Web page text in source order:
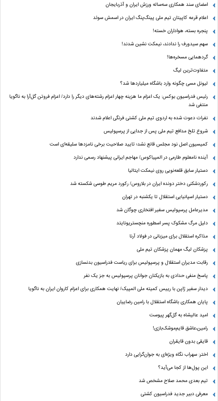
امضای سند همکاری سه‌ساله ورزش ایران و آذربایجان
اعلام قرعه کاپیتان تیم ملی پینگ‌پنگ ایران در اسمش سوئد
پنجره بسته، هواداران خسته!
سهم سیدورف را ندادند، نیمکت نشین شدند!
گردهمایی مسخره‌ها!
متفاوت‌ترین لیگ
لیونل مسی چگونه وارد باشگاه میلیاردها شد؟
رئیس فدراسیون بوکس: یک اعزام ما هزینه چهار اعزام رشته‌های دیگر را دارد/ اعزام فروتن گل‌آرا به ناگویا
منتفی شد
نفرات دعوت شده به اردوی تیم ملی کشتی فرنگی اعلام شدند
شروع تلخ مدافع تیم ملی پس از جدایی از پرسپولیس
کمیسیون اصل نود مجلس قانع نشد؛ تایید صلاحیت برخی نامزدها سلیقه‌ای است
آینده نامعلوم طارمی در المپیاکوس/ مهاجم ایرانی پیشنهاد رسمی ندارد
دستیار سابق قلعه‌نویی روی نیمکت ایتالیا
رکوردشکنی دختر دونده ایران در بلاروس/ رکورد مریم طوسی شکسته شد
دستیار اسپانیایی استقلال تا یکشنبه در تهران
مدیرعامل پرسپولیس سفیر افتخاری چوگان شد
دلیل مرگ مشکوک پسر اسطوره منچستریونایتد
مذاکره استقلال برای میزبانی در فولاد آرنا
پزشکان لیگ مهمان پزشکان تیم ملی
رقابت مدیران استقلال و پرسپولیس برای ریاست فدراسیون بدنسازی
پاسخ منفی حدادی به بازیکنان جوانان پرسپولیس به جز یک نفر
دیدار سفیر ژاپن با رییس کمیته ملی المپیک/ نهایت همکاری برای اعزام کاروان ایران به ناگویا
پایان همکاری باشگاه استقلال با رامین رضاییان
امید عالیشاه به گل‌گهر پیوست
رامین،عاشق قایم‌موشک‌بازی!
قایقی بدون قایقران
اختر: سهراب نگاه ویژه‌ای به جوان‌گرایی دارد
این پول‌ها از کجا می‌آید؟
تیم بعدی محمد صلاح مشخص شد
معرفی دبیر جدید فدراسیون کشتی